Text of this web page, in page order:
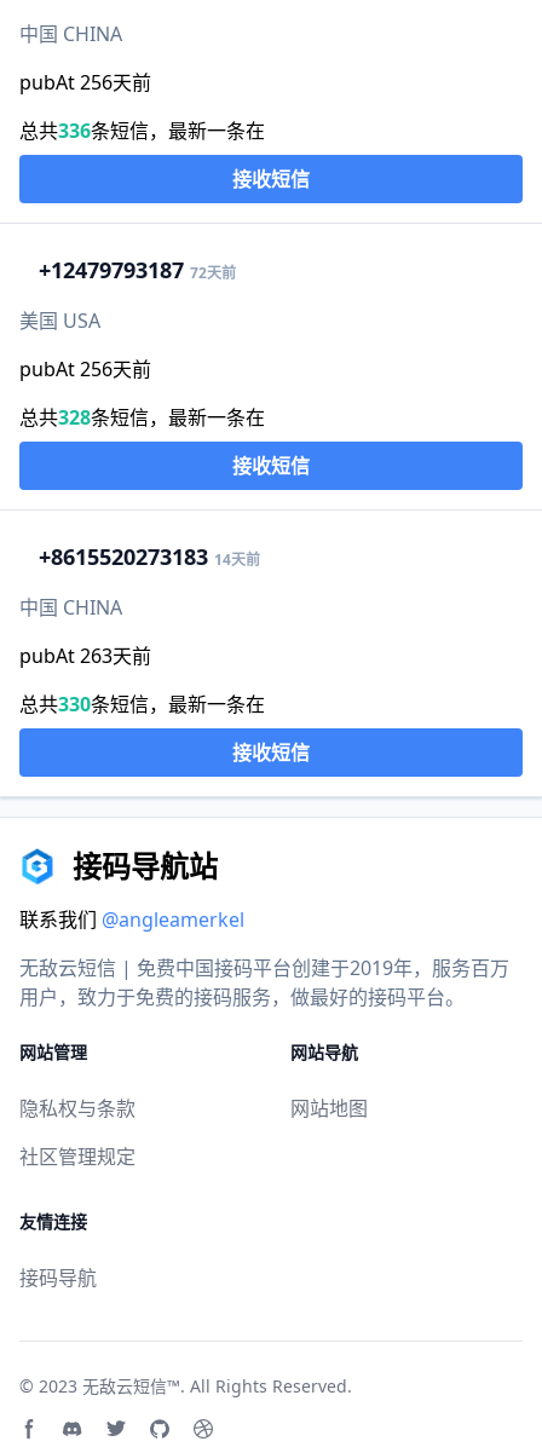
中国 CHINA
pubAt 256天前
总共336条短信，最新一条在
接收短信
+12479793187 72天前
美国 USA
pubAt 256天前
总共328条短信，最新一条在
接收短信
+8615520273183 14天前
中国 CHINA
pubAt 263天前
总共330条短信，最新一条在
接收短信
接码导航站
联系我们 @angleamerkel
无敌云短信 | 免费中国接码平台创建于2019年，服务百万
用户，致力于免费的接码服务，做最好的接码平台。
网站管理
隐私权与条款
社区管理规定
网站导航
网站地图
友情连接
接码导航
© 2023 无敌云短信™. All Rights Reserved.